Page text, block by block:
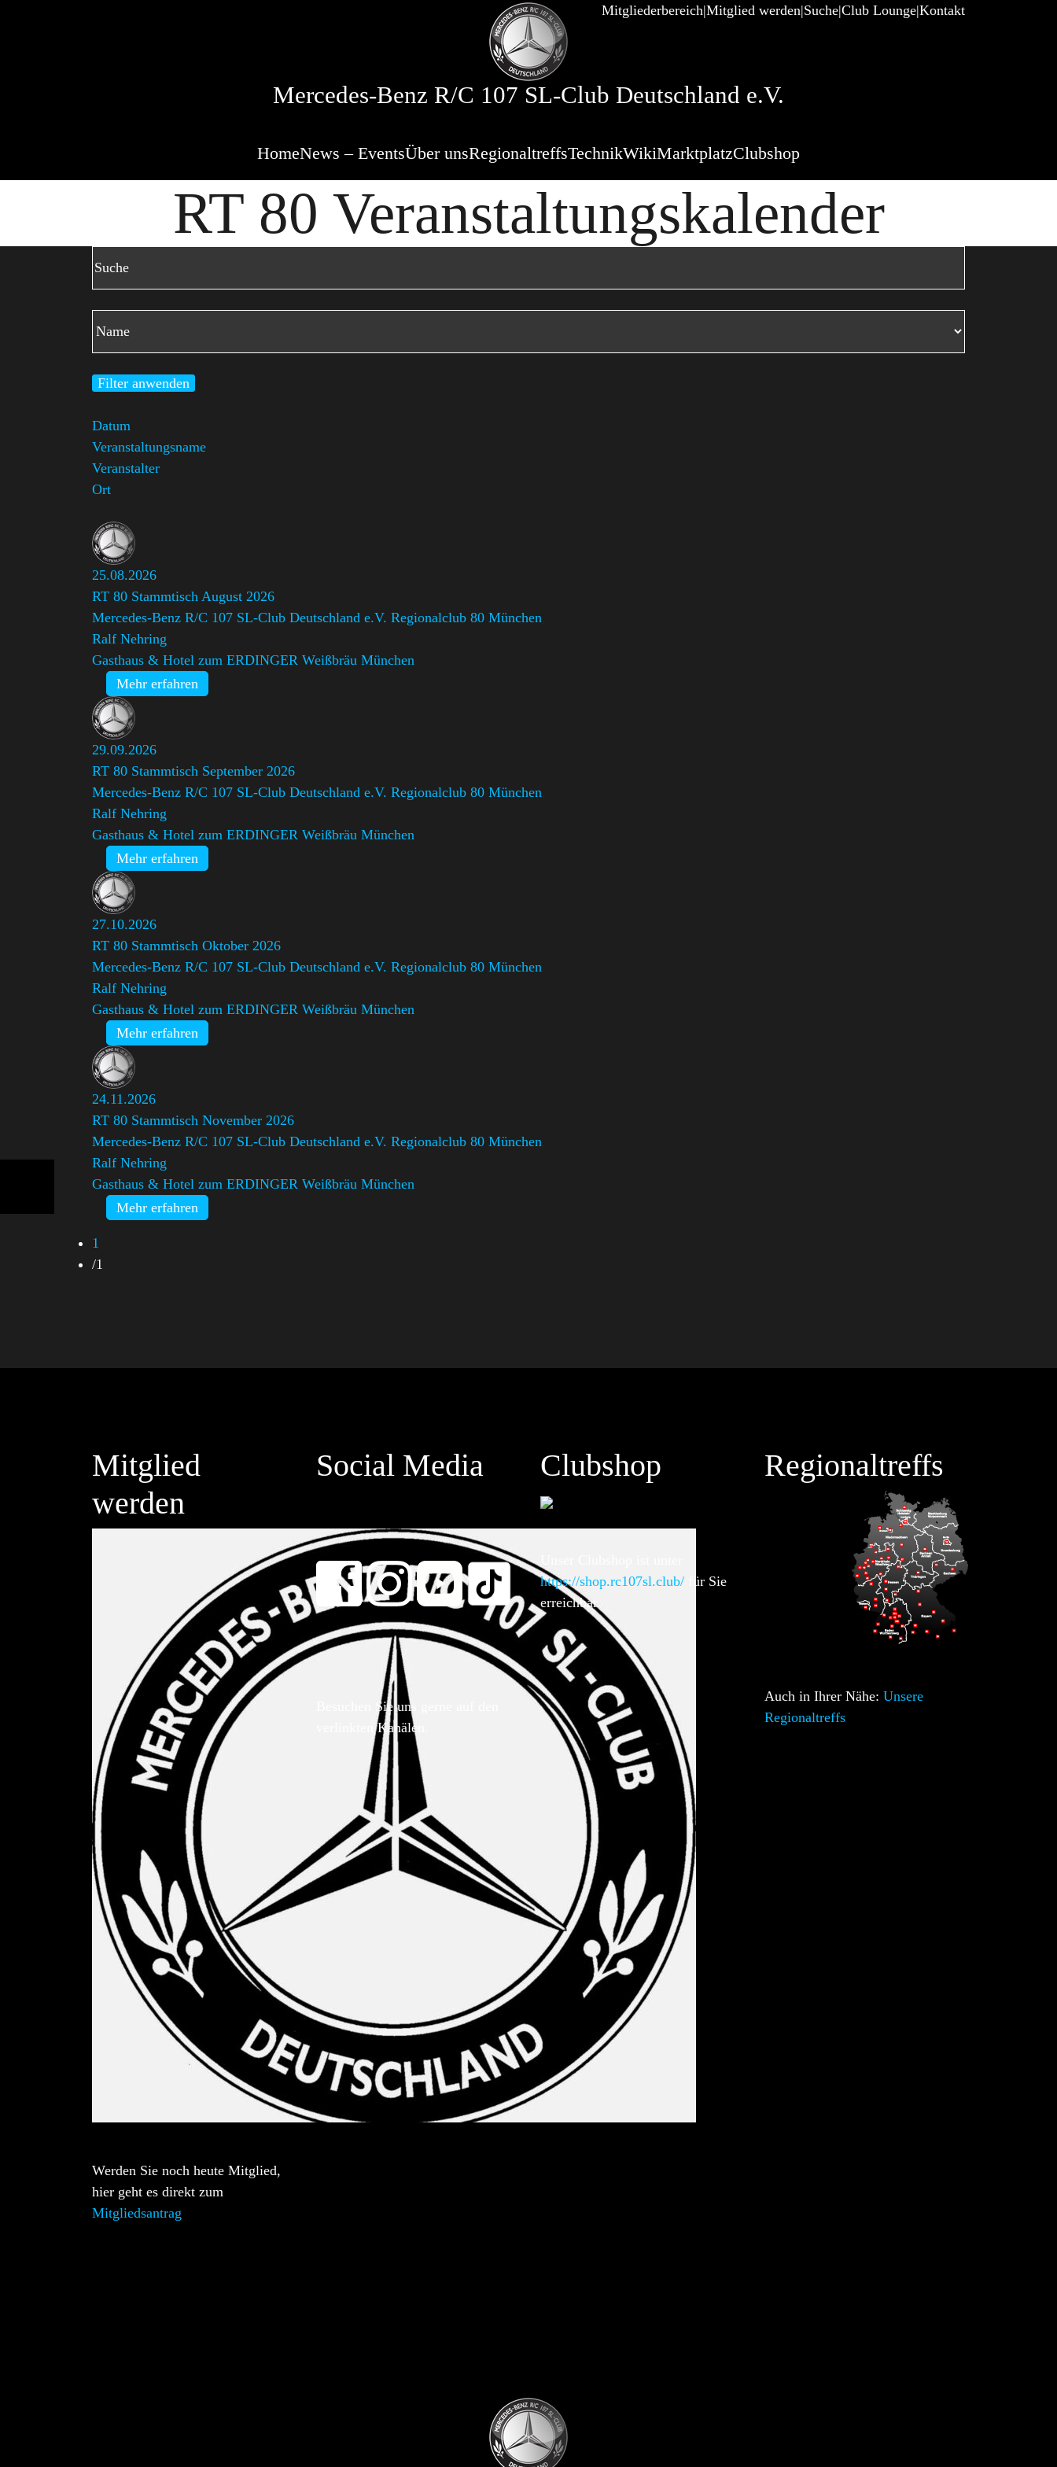
Mitgliederbereich Mitglied werden Suche Club Lounge Kontakt
Mercedes-Benz R/C 107 SL-Club Deutschland e.V.
HomeNews – EventsÜber unsRegionaltreffsTechnikWikiMarktplatzClubshop
RT 80 Veranstaltungskalender
Filter anwenden
Datum
Veranstaltungsname
Veranstalter
Ort
25.08.2026
RT 80 Stammtisch August 2026
Mercedes-Benz R/C 107 SL-Club Deutschland e.V. Regionalclub 80 München
Ralf Nehring
Gasthaus & Hotel zum ERDINGER Weißbräu München
Mehr erfahren
29.09.2026
RT 80 Stammtisch September 2026
Mercedes-Benz R/C 107 SL-Club Deutschland e.V. Regionalclub 80 München
Ralf Nehring
Gasthaus & Hotel zum ERDINGER Weißbräu München
Mehr erfahren
27.10.2026
RT 80 Stammtisch Oktober 2026
Mercedes-Benz R/C 107 SL-Club Deutschland e.V. Regionalclub 80 München
Ralf Nehring
Gasthaus & Hotel zum ERDINGER Weißbräu München
Mehr erfahren
24.11.2026
RT 80 Stammtisch November 2026
Mercedes-Benz R/C 107 SL-Club Deutschland e.V. Regionalclub 80 München
Ralf Nehring
Gasthaus & Hotel zum ERDINGER Weißbräu München
Mehr erfahren
1
/1
Mitglied
werden
Werden Sie noch heute Mitglied,
hier geht es direkt zum
Mitgliedsantrag
Social Media
Besuchen Sie uns gerne auf den
verlinkten Kanälen.
Clubshop
https://shop.rc107sl.club/ für Sie
erreichbar.
Regionaltreffs
Auch in Ihrer Nähe: Unsere
Regionaltreffs